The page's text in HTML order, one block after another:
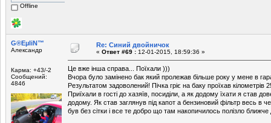
Offline
G®EµliN™
Александр
Карма: +43/-2
Сообщений:
4846
Re: Синий двойничок
« Ответ #69 : 12-01-2015, 18:59:36 »
Це вже інша справа... Поїхали )))
Вчора було замінено бак який пролежав більше року у мене в
Результатом задоволений! Пічка гріє на баку проїхав кілометрів
Приїхали в гості до хазяїв, посиділи, а як додому їхати я став
додому. Як став заглянув під капот а бензиновий фільтр весь в
був без сітки і все те добро що там накопичилось полізло